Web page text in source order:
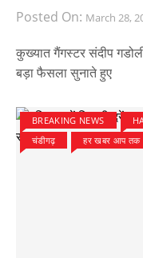
Posted On: March 28,
कुख्यात गैंगस्टर संदीप
बड़ा फैसला सुनाते हुए
BREAKING NEWS
चंडीगढ़
हर खबर आप तक